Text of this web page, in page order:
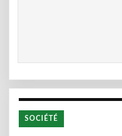
SOCIÉTÉ